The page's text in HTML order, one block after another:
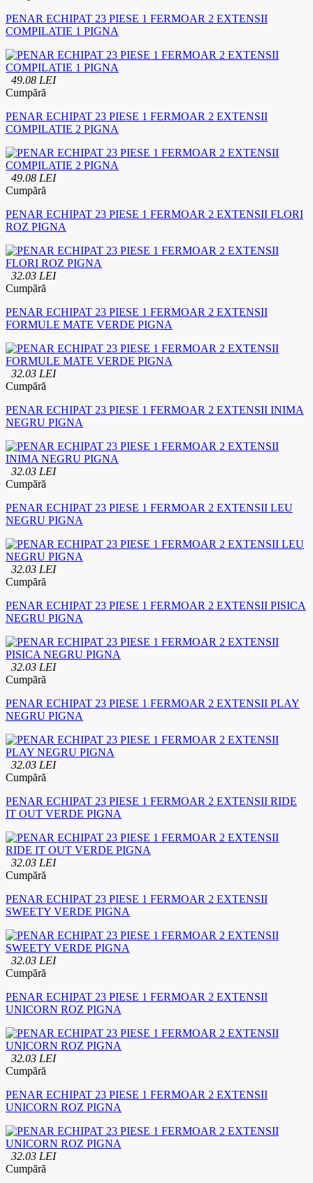
PENAR ECHIPAT 23 PIESE 1 FERMOAR 2 EXTENSII
COMPILATIE 1 PIGNA
49.08 LEI
Cumpără
PENAR ECHIPAT 23 PIESE 1 FERMOAR 2 EXTENSII
COMPILATIE 2 PIGNA
49.08 LEI
Cumpără
PENAR ECHIPAT 23 PIESE 1 FERMOAR 2 EXTENSII FLORI
ROZ PIGNA
32.03 LEI
Cumpără
PENAR ECHIPAT 23 PIESE 1 FERMOAR 2 EXTENSII
FORMULE MATE VERDE PIGNA
32.03 LEI
Cumpără
PENAR ECHIPAT 23 PIESE 1 FERMOAR 2 EXTENSII INIMA
NEGRU PIGNA
32.03 LEI
Cumpără
PENAR ECHIPAT 23 PIESE 1 FERMOAR 2 EXTENSII LEU
NEGRU PIGNA
32.03 LEI
Cumpără
PENAR ECHIPAT 23 PIESE 1 FERMOAR 2 EXTENSII PISICA
NEGRU PIGNA
32.03 LEI
Cumpără
PENAR ECHIPAT 23 PIESE 1 FERMOAR 2 EXTENSII PLAY
NEGRU PIGNA
32.03 LEI
Cumpără
PENAR ECHIPAT 23 PIESE 1 FERMOAR 2 EXTENSII RIDE
IT OUT VERDE PIGNA
32.03 LEI
Cumpără
PENAR ECHIPAT 23 PIESE 1 FERMOAR 2 EXTENSII
SWEETY VERDE PIGNA
32.03 LEI
Cumpără
PENAR ECHIPAT 23 PIESE 1 FERMOAR 2 EXTENSII
UNICORN ROZ PIGNA
32.03 LEI
Cumpără
PENAR ECHIPAT 23 PIESE 1 FERMOAR 2 EXTENSII
UNICORN ROZ PIGNA
32.03 LEI
Cumpără